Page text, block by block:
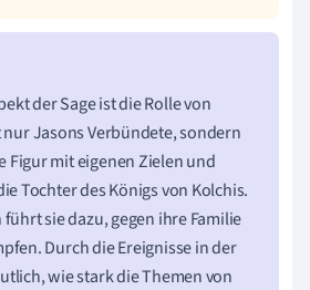
der Sage ist die Rolle von
nur Jasons Verbündete, sondern
Figur mit eigenen Zielen und
Tochter des Königs von Kolchis.
sie dazu, gegen ihre Familie
Durch die Ereignisse in der
wie stark die Themen von